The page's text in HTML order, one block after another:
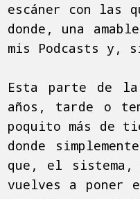
escáner con las
donde, una
mis Podcasts y,
Esta parte de
años, tarde o
poquito más de
donde
que, el
vuelves a poner